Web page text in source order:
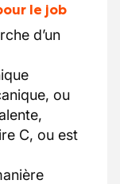
le job
d’un
ou
C, ou est